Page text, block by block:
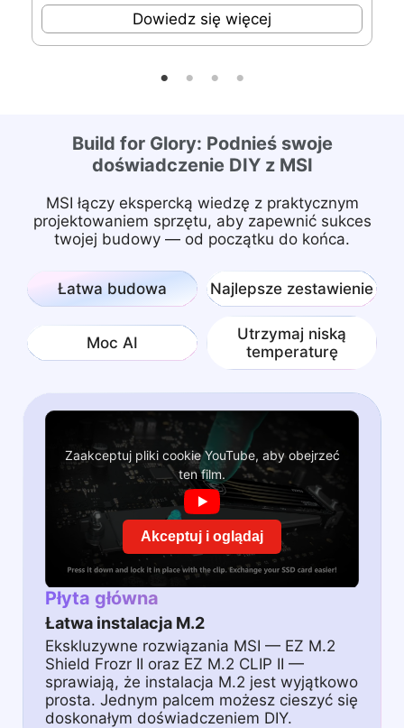
Dowiedz się więcej
Build for Glory: Podnieś swoje
doświadczenie DIY z MSI
MSI łączy ekspercką wiedzę z praktycznym
projektowaniem sprzętu, aby zapewnić sukces
twojej budowy — od początku do końca.
Łatwa budowa Najlepsze zestawienie
Moc AI
Utrzymaj niską
temperaturę
Zaakceptuj pliki cookie YouTube, aby obejrzeć
ten film.
Akceptuj i oglądaj
Płyta główna
Łatwa instalacja M.2
Ekskluzywne rozwiązania MSI — EZ M.2
Shield Frozr II oraz EZ M.2 CLIP II —
sprawiają, że instalacja M.2 jest wyjątkowo
prosta. Jednym palcem możesz cieszyć się
doskonałym doświadczeniem DIY.